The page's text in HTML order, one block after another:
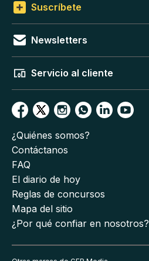
Suscríbete
Newsletters
Servicio al cliente
¿Quiénes somos?
Contáctanos
FAQ
El diario de hoy
Reglas de concursos
Mapa del sitio
¿Por qué confiar en nosotros?